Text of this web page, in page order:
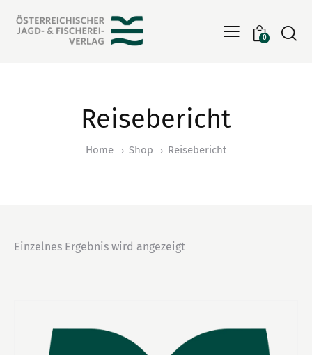
0
Reisebericht
Home Shop Reisebericht
Einzelnes Ergebnis wird angezeigt